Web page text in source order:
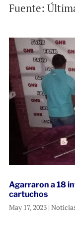
Fuente:
Agarraron a 18
cartuchos
May 17, 2023|